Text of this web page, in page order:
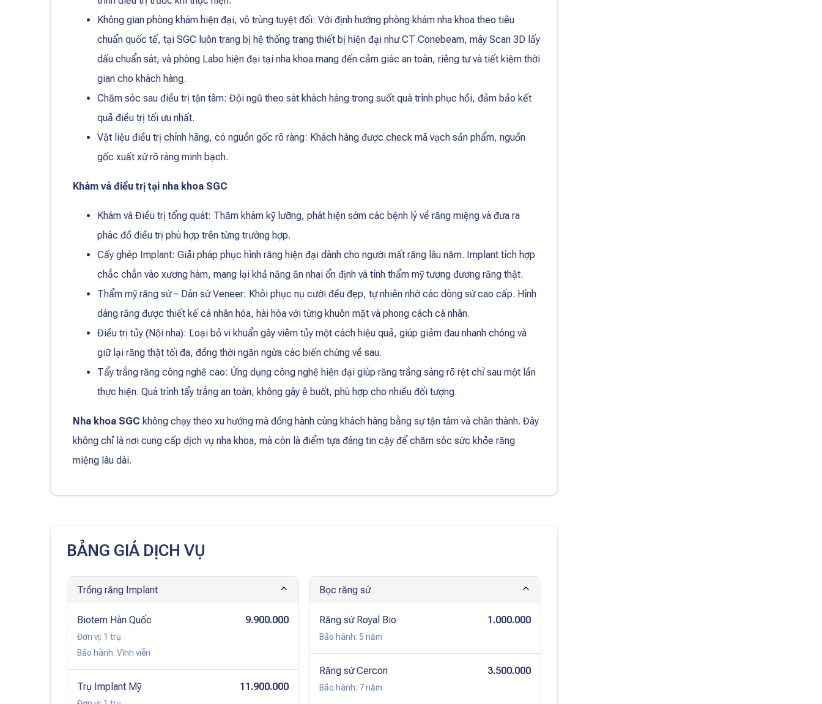
Không gian phòng khám hiện đại, vô trùng tuyệt đối: Với định hướng phòng khám nha khoa theo tiêu
chuẩn quốc tế, tại SGC luôn trang bị hệ thống trang thiết bị hiện đại như CT Conebeam, máy Scan 3D lấy
dấu chuẩn sát, và phòng Labo hiện đại tại nha khoa mang đến cảm giác an toàn, riêng tư và tiết kiệm thời
gian cho khách hàng.
Chăm sóc sau điều trị tận tâm: Đội ngũ theo sát khách hàng trong suốt quá trình phục hồi, đảm bảo kết
quả điều trị tối ưu nhất.
Vật liệu điều trị chính hãng, có nguồn gốc rõ ràng: Khách hàng được check mã vạch sản phẩm, nguồn
gốc xuất xứ rõ ràng minh bạch.
Khám và điều trị tại nha khoa SGC
Khám và Điều trị tổng quát: Thăm khám kỹ lưỡng, phát hiện sớm các bệnh lý về răng miệng và đưa ra
phác đồ điều trị phù hợp trên từng trường hợp.
Cấy ghép Implant: Giải pháp phục hình răng hiện đại dành cho người mất răng lâu năm. Implant tích hợp
chắc chắn vào xương hàm, mang lại khả năng ăn nhai ổn định và tính thẩm mỹ tương đương răng thật.
Thẩm mỹ răng sứ – Dán sứ Veneer: Khôi phục nụ cười đều đẹp, tự nhiên nhờ các dòng sứ cao cấp. Hình
dáng răng được thiết kế cá nhân hóa, hài hòa với từng khuôn mặt và phong cách cá nhân.
Điều trị tủy (Nội nha): Loại bỏ vi khuẩn gây viêm tủy một cách hiệu quả, giúp giảm đau nhanh chóng và
giữ lại răng thật tối đa, đồng thời ngăn ngừa các biến chứng về sau.
Tẩy trắng răng công nghệ cao: Ứng dụng công nghệ hiện đại giúp răng trắng sáng rõ rệt chỉ sau một lần
thực hiện. Quá trình tẩy trắng an toàn, không gây ê buốt, phù hợp cho nhiều đối tượng.
Nha khoa SGC không chạy theo xu hướng mà đồng hành cùng khách hàng bằng sự tận tâm và chân thành. Đây
không chỉ là nơi cung cấp dịch vụ nha khoa, mà còn là điểm tựa đáng tin cậy để chăm sóc sức khỏe răng
miệng lâu dài.
BẢNG GIÁ DỊCH VỤ
Trồng răng Implant
Biotem Hàn Quốc 9.900.000
Đơn vị: 1 trụ
Bảo hành: Vĩnh viễn
Trụ Implant Mỹ 11.900.000
Bọc răng sứ
Răng sứ Royal Bio 1.000.000
Bảo hành: 5 năm
Răng sứ Cercon 3.500.000
Bảo hành: 7 năm